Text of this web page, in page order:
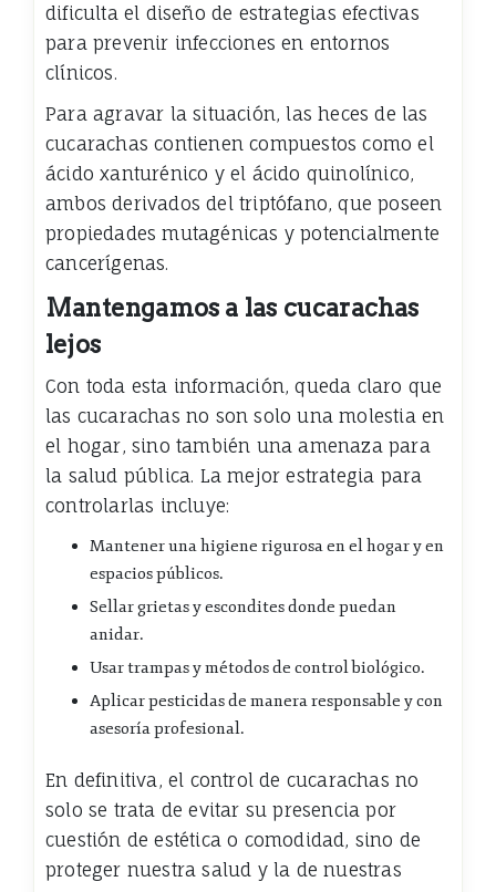
dificulta el diseño de estrategias efectivas
para prevenir infecciones en entornos
clínicos.
Para agravar la situación, las heces de las
cucarachas contienen compuestos como el
ácido xanturénico y el ácido quinolínico,
ambos derivados del triptófano, que poseen
propiedades mutagénicas y potencialmente
cancerígenas.
Mantengamos a las cucarachas
lejos
Con toda esta información, queda claro que
las cucarachas no son solo una molestia en
el hogar, sino también una amenaza para
la salud pública. La mejor estrategia para
controlarlas incluye:
Mantener una higiene rigurosa en el hogar y en
espacios públicos.
Sellar grietas y escondites donde puedan
anidar.
Usar trampas y métodos de control biológico.
Aplicar pesticidas de manera responsable y con
asesoría profesional.
En definitiva, el control de cucarachas no
solo se trata de evitar su presencia por
cuestión de estética o comodidad, sino de
proteger nuestra salud y la de nuestras